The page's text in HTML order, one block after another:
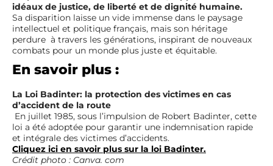
idéaux de justice, de liberté et de dignité humaine.
Sa disparition laisse un vide immense dans le paysage
intellectuel et politique français, mais son héritage
perdure à travers les générations, inspirant de nouveaux
combats pour un monde plus juste et équitable.
En savoir plus :
La Loi Badinter: la protection des victimes en cas
d’accident de la route
En juillet 1985, sous l’impulsion de Robert Badinter, cette
loi a été adoptée pour garantir une indemnisation rapide
et intégrale des victimes d’accidents.
Cliquez ici en savoir plus sur la loi Badinter.
Crédit photo : Canva. com